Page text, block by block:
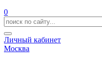
0
Личный кабинет
Москва